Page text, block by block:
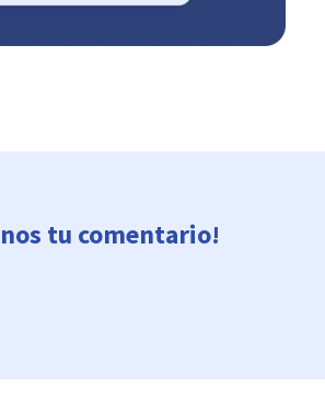
tu comentario!